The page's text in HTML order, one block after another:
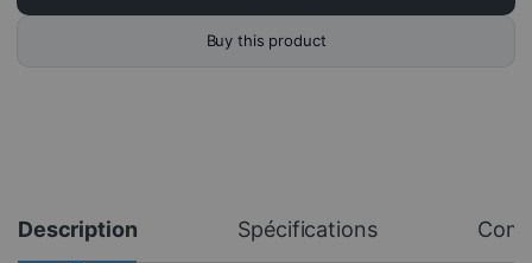
Buy this product
Description Spécifications